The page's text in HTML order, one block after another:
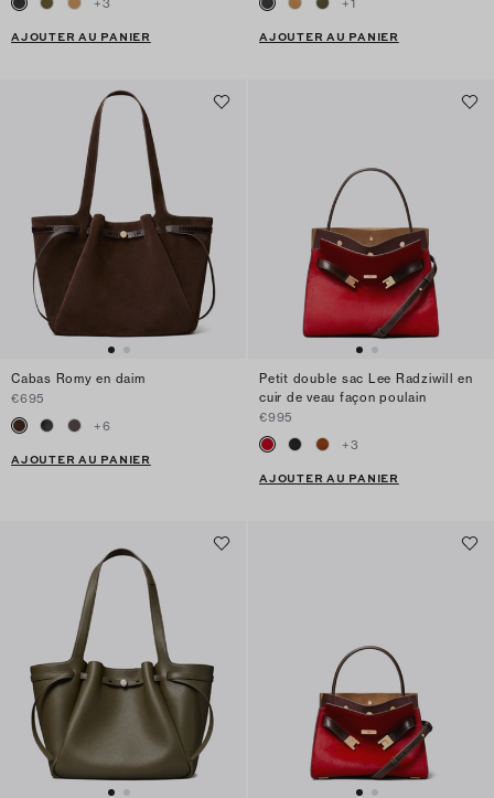
AJOUTER AU PANIER AJOUTER AU PANIER
Cabas Romy en daim
€695
+6
AJOUTER AU PANIER
Petit double sac Lee Radziwill en
cuir de veau façon poulain
€995
+3
AJOUTER AU PANIER